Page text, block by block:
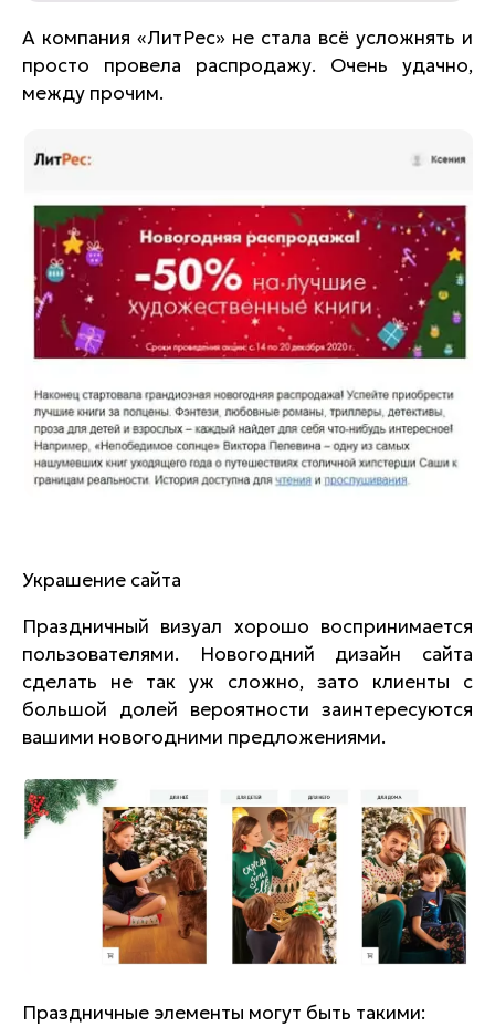
А компания «ЛитРес» не стала всё усложнять и
просто провела распродажу. Очень удачно,
между прочим.
Украшение сайта
Праздничный визуал хорошо воспринимается
пользователями. Новогодний дизайн сайта
сделать не так уж сложно, зато клиенты с
большой долей вероятности заинтересуются
вашими новогодними предложениями.
Праздничные элементы могут быть такими: